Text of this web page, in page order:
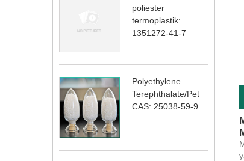
poliester
termoplastik:
1351272-41-7
Polyethylene
Terephthalate/Pet
CAS: 25038-59-9